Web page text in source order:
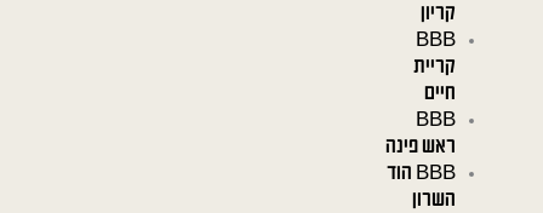
קריון
BBB
קריית
חיים
BBB
ראש פינה
BBB הוד
השרון